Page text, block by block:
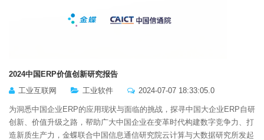
2024中国ERP价值创新研究报告
工业互联网
工业软件 2024-07-07 18:33:05.0
为洞悉中国企业ERP的应用现状与面临的挑战，探寻中国大企业ERP自研
创新、价值升级之路，帮助广大中国企业在变革时代构建数字竞争力、打
造新质生产力，金蝶联合中国信息通信研究院云计算与大数据研究所发起